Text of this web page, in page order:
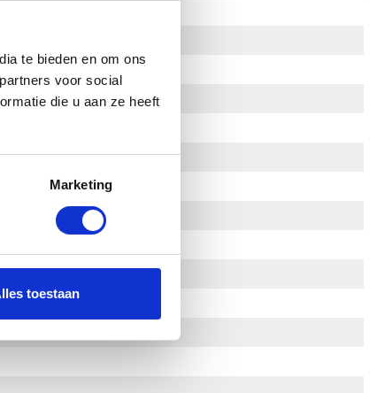
te bieden en om ons
voor social
die u aan ze heeft
Marketing
toestaan